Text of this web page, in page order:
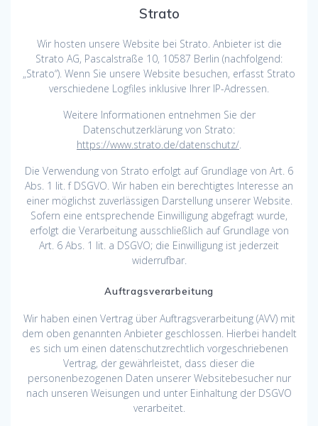
Strato
Wir hosten unsere Website bei Strato. Anbieter ist die
Strato AG, Pascalstraße 10, 10587 Berlin (nachfolgend:
„Strato“). Wenn Sie unsere Website besuchen, erfasst Strato
verschiedene Logfiles inklusive Ihrer IP-Adressen.
Weitere Informationen entnehmen Sie der
Datenschutzerklärung von Strato:
https://www.strato.de/datenschutz/
Die Verwendung von Strato erfolgt auf Grundlage von Art. 6
Abs. 1 lit. f DSGVO. Wir haben ein berechtigtes Interesse an
einer möglichst zuverlässigen Darstellung unserer Website.
Sofern eine entsprechende Einwilligung abgefragt wurde,
erfolgt die Verarbeitung ausschließlich auf Grundlage von
Art. 6 Abs. 1 lit. a DSGVO; die Einwilligung ist jederzeit
widerrufbar.
Auftragsverarbeitung
Wir haben einen Vertrag über Auftragsverarbeitung (AVV) mit
dem oben genannten Anbieter geschlossen. Hierbei handelt
es sich um einen datenschutzrechtlich vorgeschriebenen
Vertrag, der gewährleistet, dass dieser die
personenbezogenen Daten unserer Websitebesucher nur
nach unseren Weisungen und unter Einhaltung der DSGVO
verarbeitet.